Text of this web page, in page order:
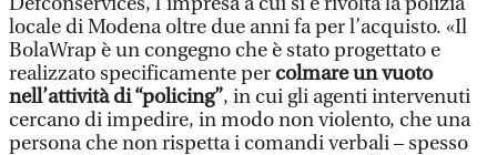
locale di Modena oltre due anni fa per l’acquisto. «Il
BolaWrap è un congegno che è stato progettato e
realizzato specificamente per colmare un vuoto
nell’attività di “policing”, in cui gli agenti intervenuti
cercano di impedire, in modo non violento, che una
persona che non rispetta i comandi verbali – spesso